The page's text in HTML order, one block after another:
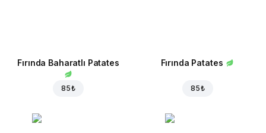
Fırında Baharatlı Patates
85 ₺
Fırında Patates
85 ₺